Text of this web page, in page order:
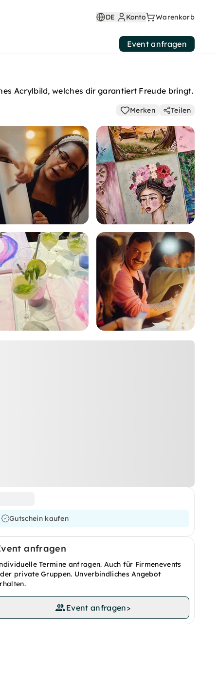
DE Konto Warenkorb
Event anfragen
Acrylbild, welches dir garantiert Freude bringt.
Merken Teilen
Gutschein kaufen
anfragen
Termine anfragen. Auch für Firmenevents
private Gruppen. Unverbindliches Angebot
Event anfragen>